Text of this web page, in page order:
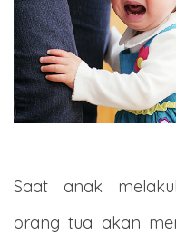
Saat anak
orang tua akan